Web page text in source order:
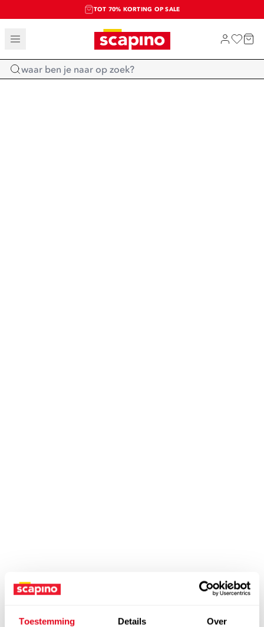
Toestemming Details Over
TOT 70% KORTING OP SALE
SALE: LAATSTE KANS!
SHOP NIEUW
Home